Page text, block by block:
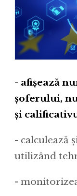
- afișează
șoferului,
și
- calculează
utilizând
-